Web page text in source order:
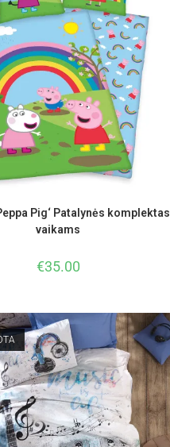
Pig‘ Patalynės komplektas
vaikams
€35.00